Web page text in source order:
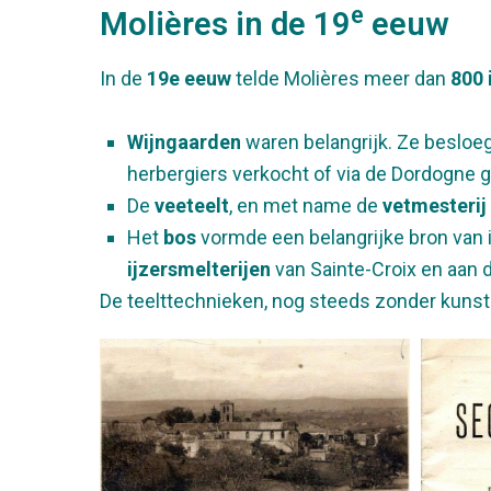
Molières in de 19e eeuw
In de 19e eeuwtelde Molières meer dan 800
Wijngaarden waren belangrijk. Ze
herbergiers verkocht of via de Dordogne
De veeteelt, en met name de vetmesterij
Het bosvormde een belangrijke bron
ijzersmelterijen van Sainte-Croix en aan
De teelttechnieken, nog steeds zonder